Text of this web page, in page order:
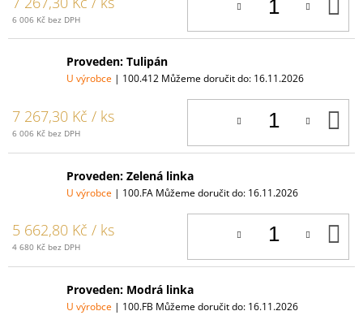
6 006 Kč bez DPH
Proveden: Tulipán
U výrobce | 100.412 Můžeme doručit do: 16.11.2026
7 267,30 Kč / ks
6 006 Kč bez DPH
Proveden: Zelená linka
U výrobce | 100.FA Můžeme doručit do: 16.11.2026
5 662,80 Kč / ks
4 680 Kč bez DPH
Proveden: Modrá linka
U výrobce | 100.FB Můžeme doručit do: 16.11.2026